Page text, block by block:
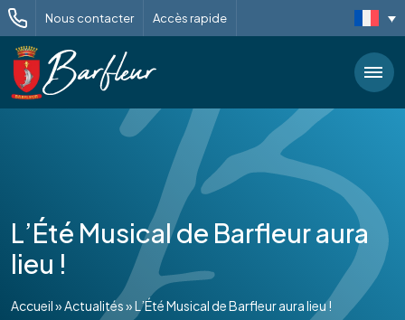
Nous contacter Accès rapide
L’Été Musical de Barfleur aura
lieu !
Accueil»Actualités»L’Été Musical de Barfleur aura lieu !